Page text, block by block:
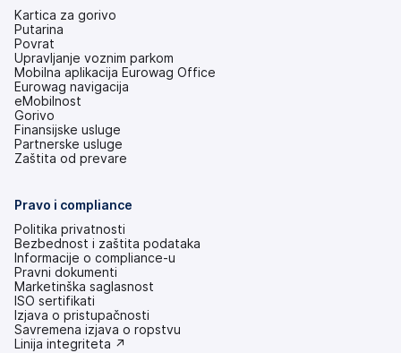
Kartica za gorivo
Putarina
Povrat
Upravljanje voznim parkom
Mobilna aplikacija Eurowag Office
Eurowag navigacija
eMobilnost
Gorivo
Finansijske usluge
Partnerske usluge
Zaštita od prevare
Pravo i compliance
Politika privatnosti
Bezbednost i zaštita podataka
Informacije o compliance-u
Pravni dokumenti
Marketinška saglasnost
ISO sertifikati
Izjava o pristupačnosti
(otvara
se
Savremena izjava o ropstvu
(otvara
Linija integriteta ↗